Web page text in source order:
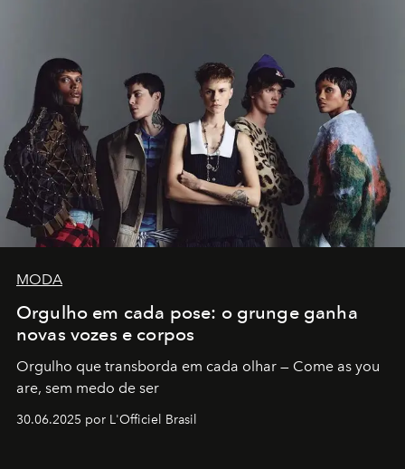
MODA
Orgulho em cada pose: o grunge ganha
novas vozes e corpos
Orgulho que transborda em cada olhar — Come as you
are, sem medo de ser
30.06.2025 por L'Officiel Brasil